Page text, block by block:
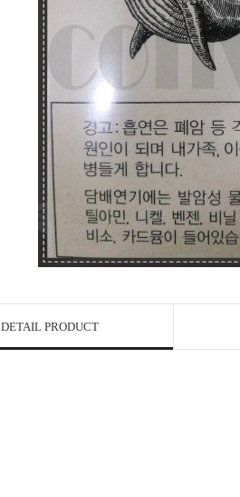
DETAIL PRODUCT